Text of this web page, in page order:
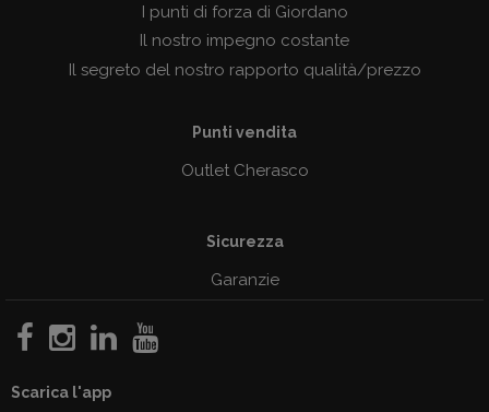
I punti di forza di Giordano
Il nostro impegno costante
Il segreto del nostro rapporto qualità/prezzo
Punti vendita
Outlet Cherasco
Sicurezza
Garanzie
Scarica l'app